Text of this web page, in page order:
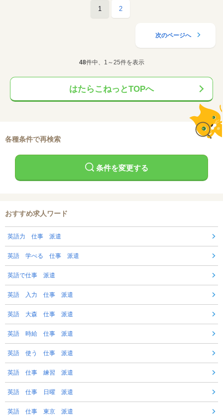
1 2
次のページへ
48件中、1～25件を表示
はたらこねっとTOPへ
各種条件で再検索
条件を変更する
おすすめ求人ワード
英語力 仕事 派遣
英語 学べる 仕事 派遣
英語で仕事 派遣
英語 入力 仕事 派遣
英語 大森 仕事 派遣
英語 時給 仕事 派遣
英語 使う 仕事 派遣
英語 仕事 練習 派遣
英語 仕事 日曜 派遣
英語 仕事 東京 派遣